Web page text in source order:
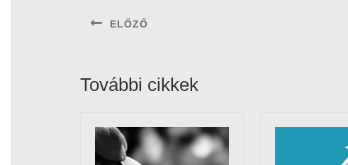
navigáció
ELŐZŐ
További cikkek